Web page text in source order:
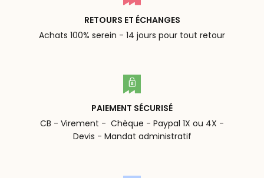
RETOURS ET ÉCHANGES
Achats 100% serein - 14 jours pour tout retour
PAIEMENT SÉCURISÉ
CB - Virement - Chèque - Paypal 1X ou 4X -
Devis - Mandat administratif